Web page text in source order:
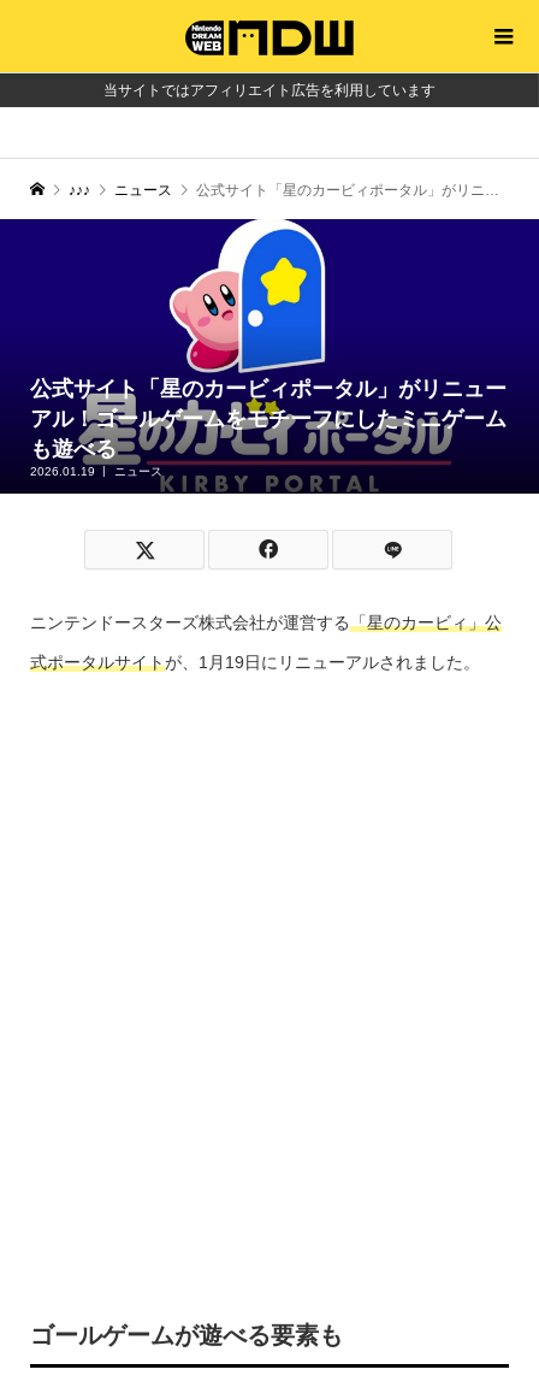
当サイトではアフィリエイト広告を利用しています
♪♪♪ ニュース 公式サイト「星のカービィポータル」がリニューアル！ゴールゲームをモチーフにしたミニゲームも遊べる
公式サイト「星のカービィポータル」がリニュー
アル！ゴールゲームをモチーフにしたミニゲーム
も遊べる
2026.01.19 ニュース
ニンテンドースターズ株式会社が運営する「星のカービィ」公
式ポータルサイトが、1月19日にリニューアルされました。
ゴールゲームが遊べる要素も